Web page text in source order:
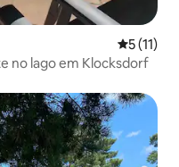
5 de uma
5 (11)
no lago em Klocksdorf